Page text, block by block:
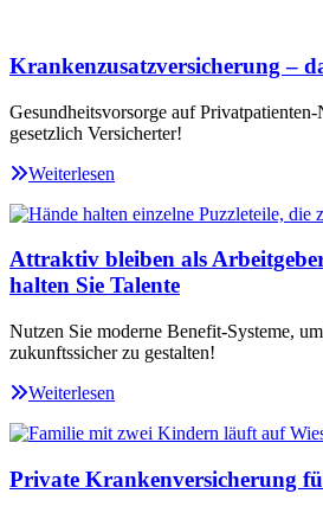
Krankenzusatzversicherung –
Gesundheitsvorsorge auf
gesetzlich Versicherter!
Weiterlesen
Attraktiv bleiben als
halten Sie Talente
Nutzen Sie moderne Benefit-Systeme,
zukunftssicher zu gestalten!
Weiterlesen
Private Krankenversicherung